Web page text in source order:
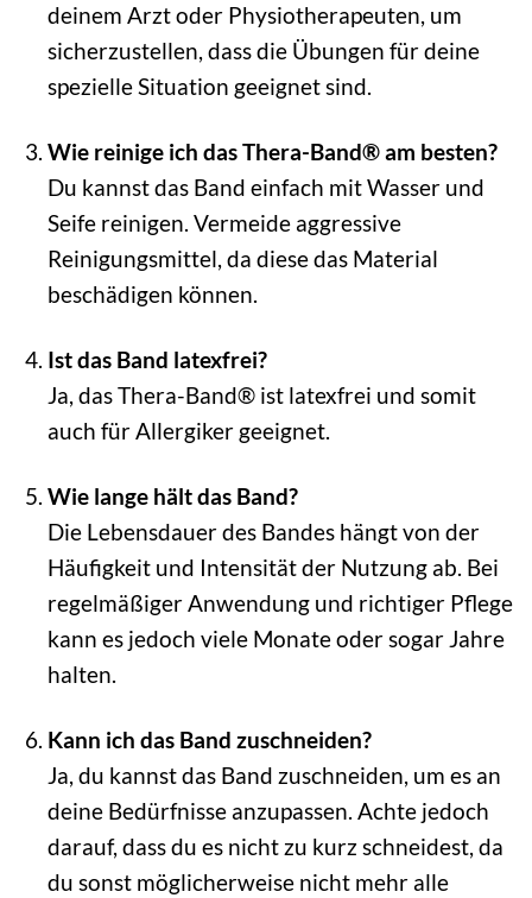
deinem Arzt oder Physiotherapeuten, um
sicherzustellen, dass die Übungen für deine
spezielle Situation geeignet sind.
Wie reinige ich das Thera-Band® am besten?
Du kannst das Band einfach mit Wasser und
Seife reinigen. Vermeide aggressive
Reinigungsmittel, da diese das Material
beschädigen können.
Ist das Band latexfrei?
Ja, das Thera-Band® ist latexfrei und somit
auch für Allergiker geeignet.
Wie lange hält das Band?
Die Lebensdauer des Bandes hängt von der
Häufigkeit und Intensität der Nutzung ab. Bei
regelmäßiger Anwendung und richtiger Pflege
kann es jedoch viele Monate oder sogar Jahre
halten.
Kann ich das Band zuschneiden?
Ja, du kannst das Band zuschneiden, um es an
deine Bedürfnisse anzupassen. Achte jedoch
darauf, dass du es nicht zu kurz schneidest, da
du sonst möglicherweise nicht mehr alle